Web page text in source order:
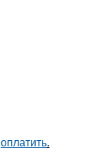
оплатить.